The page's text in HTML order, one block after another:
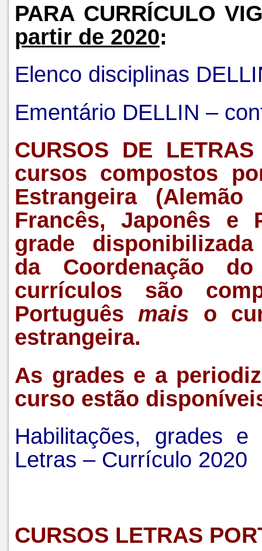
PARA CURRÍCULO
partir de 2020:
Elenco disciplinas
Ementário DELLIN –
CURSOS DE
cursos compostos
Estrangeira
Francês, Japonês e
grade
da Coordenação
currículos são
Português mais o
estrangeira.
As grades e a
curso estão
Habilitações, grades
Letras – Currículo 2020
CURSOS LETRAS